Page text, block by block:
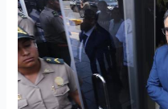
solicitan
protección
a
la
CIDH